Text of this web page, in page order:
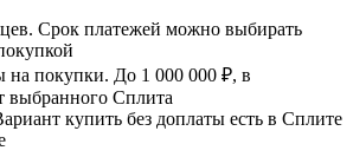
Срок платежей можно выбирать
на покупки. До 1 000 000 ₽, в
выбранного Сплита
купить без доплаты есть в Сплите